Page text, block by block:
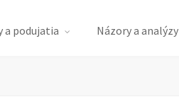
a podujatia Názory a analýzy